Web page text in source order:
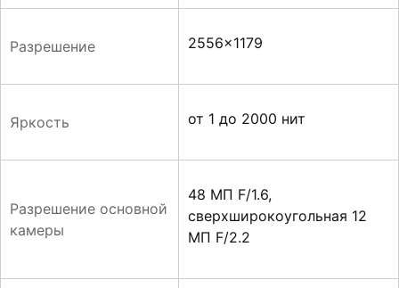
Разрешение 2556×1179
Яркость от 1 до 2000 нит
Разрешение основной
камеры
48 МП F/1.6,
сверхширокоугольная 12
МП F/2.2